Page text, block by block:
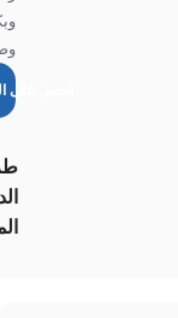
احصل على